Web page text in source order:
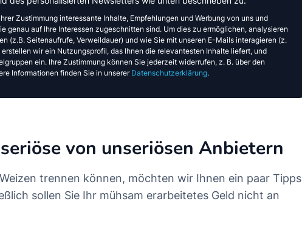
Zustimmung interessante Inhalte, Empfehlungen und Werbung von uns und
genau auf Ihre Interessen zugeschnitten sind. Um dies zu ermöglichen, analysieren
(z.B. Seitenaufrufe, Verweildauer) und wie Sie mit unseren E-Mails interagieren (z.
wir ein Nutzungsprofil, das Ihnen die relevantesten Inhalte liefert, und
ein. Ihre Zustimmung können Sie jederzeit widerrufen, z. B. über den
Informationen finden Sie in unserer Datenschutzerklärung.
von unseriösen Anbietern
trennen können, möchten wir Ihnen ein paar Tipps
sollen Sie Ihr mühsam erarbeitetes Geld nicht an